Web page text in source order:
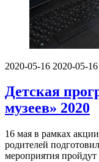
2020-05-16 2020-05-16
Детская
музеев» 2020
16 мая в рамках
родителей
мероприятия